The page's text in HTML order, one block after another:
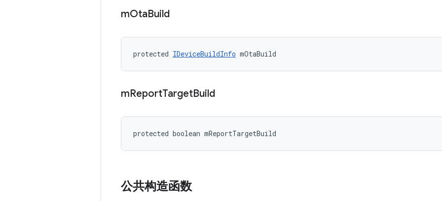
mOtaBuild
protected IDeviceBuildInfo mOtaBuild
mReportTargetBuild
protected boolean mReportTargetBuild
公共构造函数